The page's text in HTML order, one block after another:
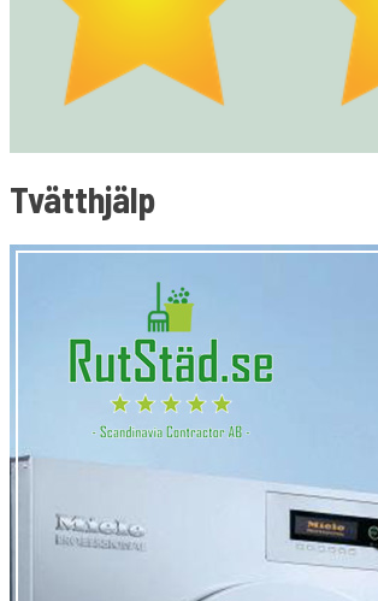
Tvätthjälp